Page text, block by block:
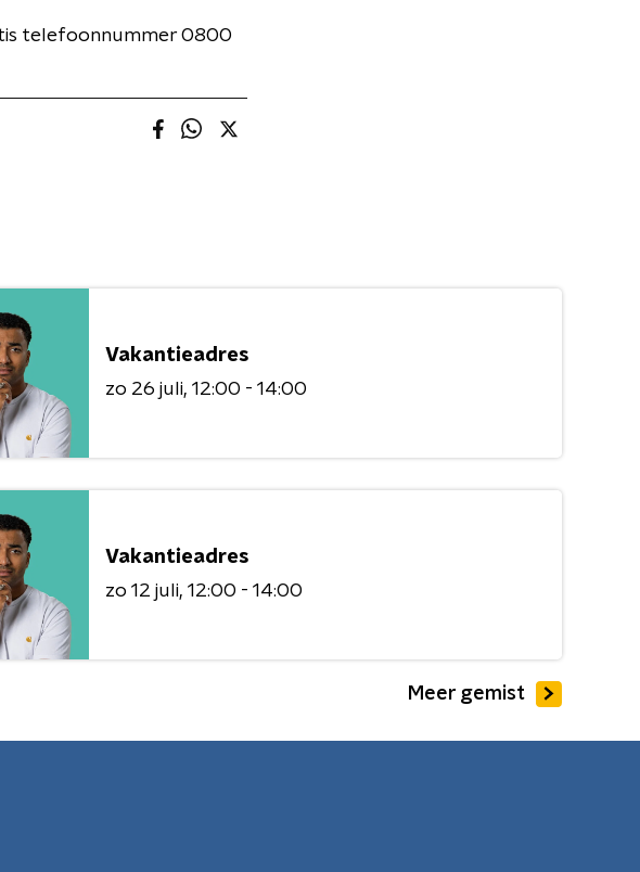
telefoonnummer 0800
Vakantieadres
zo 26 juli 12:00 - 14:00
Vakantieadres
zo 12 juli 12:00 - 14:00
Meer gemist